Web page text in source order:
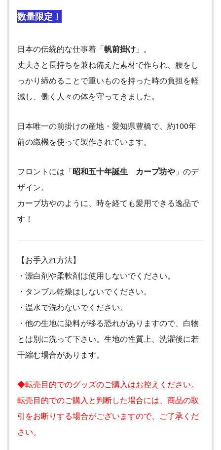
数量限定！
日本の伝統的な仕事着「帆前掛け 」。
丈夫さと長持ちを兼ね備えた素材で作られ、腰をし
っかり締めることで重いものを持った時の負担を軽
減し、働く人々の体を守ってきました。
日本唯一の前掛けの産地・愛知県豊橋で、約100年
前の織機を使って製作されています。
フロントには「昭和五十年誕生 カープ坊や 」のデ
ザイン。
カープ坊やのように、時を経ても愛用できる逸品で
す！
【お手入れ方法】
・漂白剤や柔軟剤は使用しないでください。
・タンブル乾燥はしないでください。
・温水で洗わないでください。
・他の生地に染料が移る恐れがありますので、白物
とは別に洗って下さい。生地の性質上、洗濯後に若
干縮む場合があります。
◆転売目的でのグッズのご購入はお控えください。
転売目的でのご購入と判断した場合には、商品の取
引をお断りする場合がございますので、ご了承くだ
さい。